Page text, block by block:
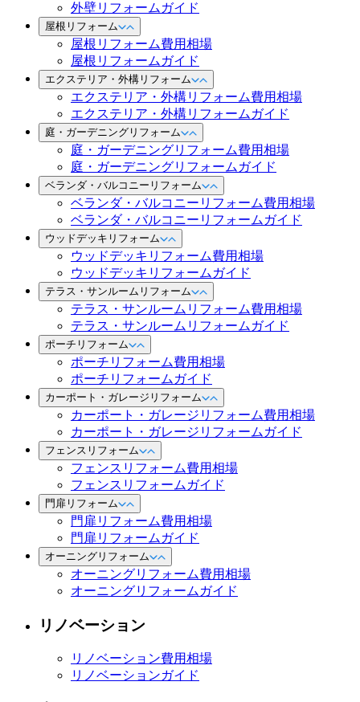
外壁リフォームガイド
屋根リフォーム
屋根リフォーム費用相場
屋根リフォームガイド
エクステリア・外構リフォーム
エクステリア・外構リフォーム費用相場
エクステリア・外構リフォームガイド
庭・ガーデニングリフォーム
庭・ガーデニングリフォーム費用相場
庭・ガーデニングリフォームガイド
ベランダ・バルコニーリフォーム
ベランダ・バルコニーリフォーム費用相場
ベランダ・バルコニーリフォームガイド
ウッドデッキリフォーム
ウッドデッキリフォーム費用相場
ウッドデッキリフォームガイド
テラス・サンルームリフォーム
テラス・サンルームリフォーム費用相場
テラス・サンルームリフォームガイド
ポーチリフォーム
ポーチリフォーム費用相場
ポーチリフォームガイド
カーポート・ガレージリフォーム
カーポート・ガレージリフォーム費用相場
カーポート・ガレージリフォームガイド
フェンスリフォーム
フェンスリフォーム費用相場
フェンスリフォームガイド
門扉リフォーム
門扉リフォーム費用相場
門扉リフォームガイド
オーニングリフォーム
オーニングリフォーム費用相場
オーニングリフォームガイド
リノベーション
リノベーション費用相場
リノベーションガイド